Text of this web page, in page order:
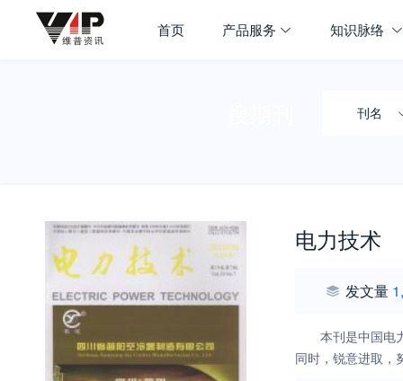
首页 产品服务 知识脉络
刊名
电力技术
发文量
本刊是中国电
同时，锐意进取，